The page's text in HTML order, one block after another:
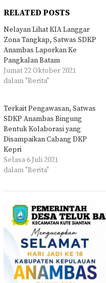
RELATED POSTS
Nelayan Lihat KIA Langgar
Zona Tangkap, Satwas SDKP
Anambas Laporkan Ke
Pangkalan Batam
Jumat 22 Oktober 2021
dalam "Berita"
Terkait Pengawasan, Satwas
SDKP Anambas Bingung
Bentuk Kolaborasi yang
Disampaikan Cabang DKP
Kepri
Selasa 6 Juli 2021
dalam "Berita"